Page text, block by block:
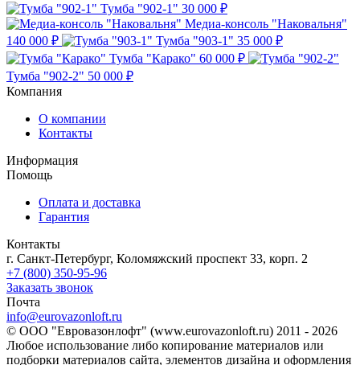
Тумба "902-1" 30 000 ₽
Медиа-консоль "Наковальня"
140 000 ₽
Тумба "903-1" 35 000 ₽
Тумба "Карако" 60 000 ₽
Тумба "902-2" 50 000 ₽
Компания
О компании
Контакты
Информация
Помощь
Оплата и доставка
Гарантия
Контакты
г. Санкт-Петербург, Коломяжский проспект 33, корп. 2
+7 (800) 350-95-96
Заказать звонок
Почта
info@eurovazonloft.ru
© ООО "Евровазонлофт" (www.eurovazonloft.ru) 2011 - 2026
Любое использование либо копирование материалов или
подборки материалов сайта, элементов дизайна и оформления